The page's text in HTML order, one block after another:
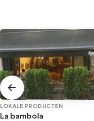
LOKALE PRODUCTEN
La bambola